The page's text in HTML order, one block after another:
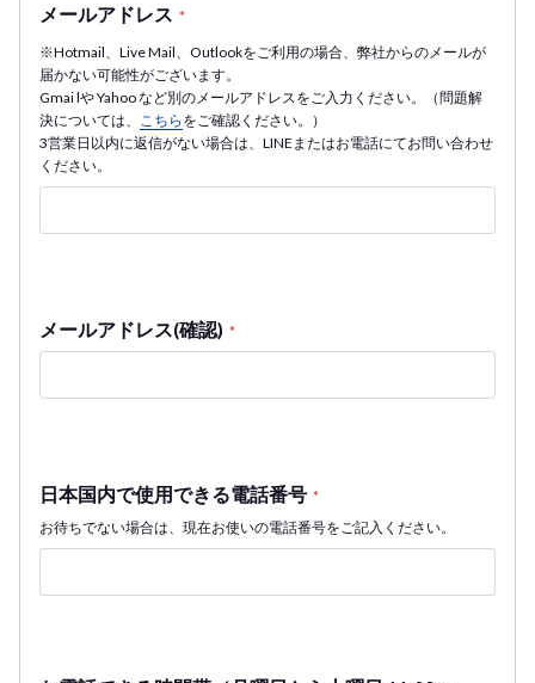
メールアドレス *
※Hotmail、Live Mail、Outlookをご利用の場合、弊社からのメールが
届かない可能性がございます。
Gmai lや Yahoo など別のメールアドレスをご入力ください。（問題解
決については、
こちら をご確認ください。）
3営業日以内に返信がない場合は、LINEまたはお電話にてお問い合わせ
ください。
メールアドレス(確認) *
日本国内で使用できる電話番号 *
お待ちでない場合は、現在お使いの電話番号をご記入ください。